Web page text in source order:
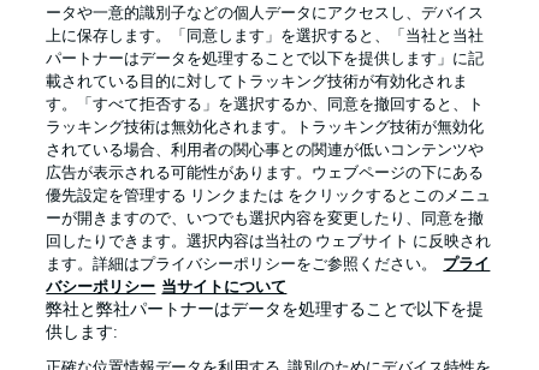
プライバシー・ポリシー 優先設定を管理する
利用条件 放送局
求人 選手
当サイトについて
ータや一意的識別子などの個人データにアクセスし、デバイス
上に保存します。「同意します」を選択すると、「当社と当社
パートナーはデータを処理することで以下を提供します」に記
載されている目的に対してトラッキング技術が有効化されま
す。「すべて拒否する」を選択するか、同意を撤回すると、ト
ラッキング技術は無効化されます。トラッキング技術が無効化
されている場合、利用者の関心事との関連が低いコンテンツや
広告が表示される可能性があります。ウェブページの下にある
優先設定を管理する リンクまたは をクリックするとこのメニュ
ーが開きますので、いつでも選択内容を変更したり、同意を撤
回したりできます。選択内容は当社の ウェブサイト に反映され
ます。詳細はプライバシーポリシーをご参照ください。
プライ
バシーポリシー 当サイトについて
弊社と弊社パートナーはデータを処理することで以下を提
供します: